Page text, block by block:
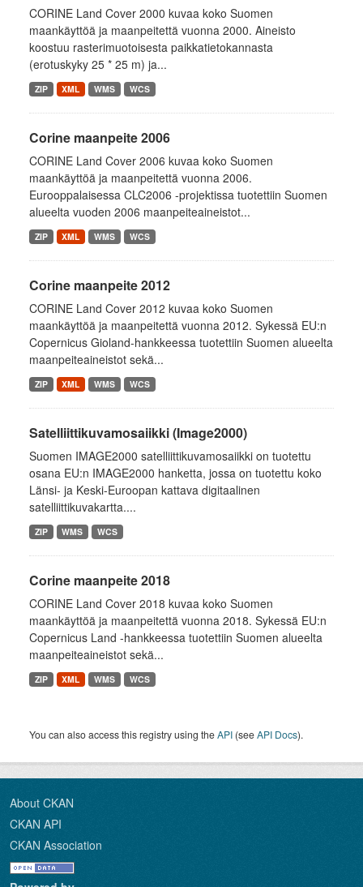
CORINE Land Cover 2000 kuvaa koko Suomen
maankäyttöä ja maanpeitettä vuonna 2000. Aineisto
koostuu rasterimuotoisesta paikkatietokannasta
(erotuskyky 25 * 25 m) ja...
ZIP XML WMS WCS
Corine maanpeite 2006
CORINE Land Cover 2006 kuvaa koko Suomen
maankäyttöä ja maanpeitettä vuonna 2006.
Eurooppalaisessa CLC2006 -projektissa tuotettiin Suomen
alueelta vuoden 2006 maanpeiteaineistot...
ZIP XML WMS WCS
Corine maanpeite 2012
CORINE Land Cover 2012 kuvaa koko Suomen
maankäyttöä ja maanpeitettä vuonna 2012. Sykessä EU:n
Copernicus Gioland-hankkeessa tuotettiin Suomen alueelta
maanpeiteaineistot sekä...
ZIP XML WMS WCS
Satelliittikuvamosaiikki (Image2000)
Suomen IMAGE2000 satelliittikuvamosaiikki on tuotettu
osana EU:n IMAGE2000 hanketta, jossa on tuotettu koko
Länsi- ja Keski-Euroopan kattava digitaalinen
satelliittikuvakartta....
ZIP WMS WCS
Corine maanpeite 2018
CORINE Land Cover 2018 kuvaa koko Suomen
maankäyttöä ja maanpeitettä vuonna 2018. Sykessä EU:n
Copernicus Land -hankkeessa tuotettiin Suomen alueelta
maanpeiteaineistot sekä...
ZIP XML WMS WCS
You can also access this registry using theAPI (seeAPI Docs).
About CKAN
CKAN API
CKAN Association